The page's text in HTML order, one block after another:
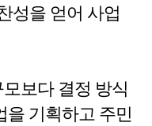
성을 얻어 사업
보다 결정 방식
을 기획하고 주민